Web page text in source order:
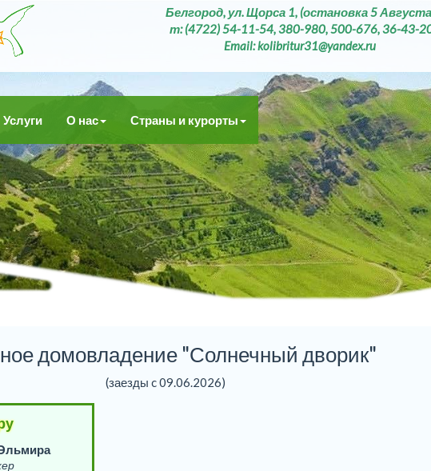
Белгород, ул. Щорса 1, (остановка 5
т: (4722) 54-11-54, 380-980, 500-676, 36-43-
Email: kolibritur31@yandex.ru
Услуги О нас Страны и курорты
домовладение "Солнечный дворик"
(заезды c 09.06.2026)